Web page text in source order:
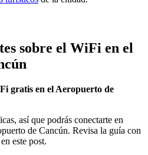
sobre el WiFi en el
gratis en el Aeropuerto de
así que podrás conectarte en
de Cancún. Revisa la guía con
este post.